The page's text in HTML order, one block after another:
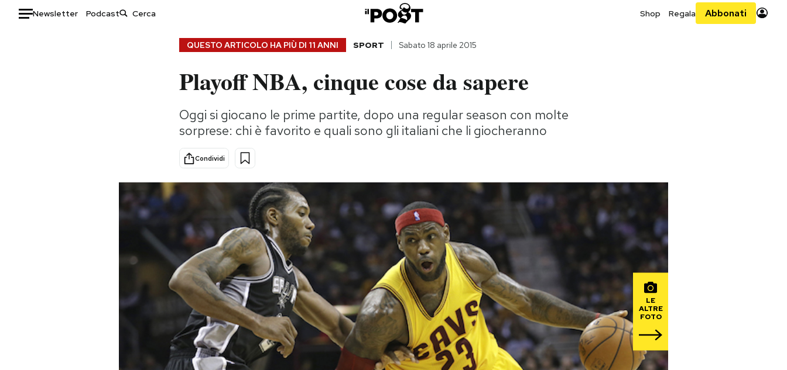
Newsletter Podcast Shop Regala Abbonati
Consumismi
Storie/Idee
Ok Boomer!
Media
Europa
Altrecose
Mondiali calcio 2026
QUESTO ARTICOLO HA PIÙ DI 11 ANNI SPORT Sabato 18 aprile 2015
Playoff NBA, cinque cose da sapere
Oggi si giocano le prime partite, dopo una regular season con molte
sorprese: chi è favorito e quali sono gli italiani che li giocheranno
Condividi
LE
ALTRE
FOTO